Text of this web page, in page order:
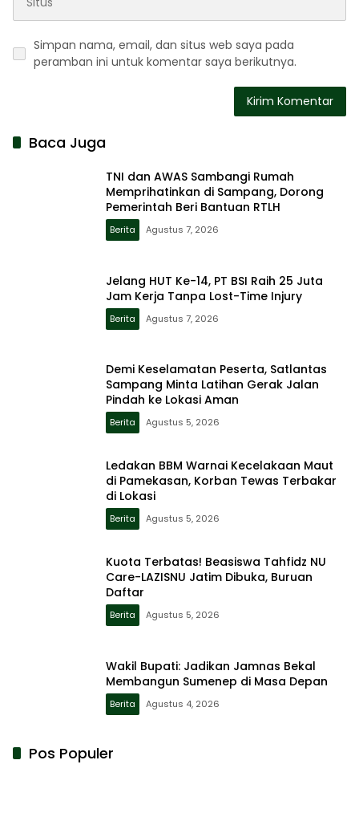
Simpan nama, email, dan situs web saya pada
peramban ini untuk komentar saya berikutnya.
Baca Juga
TNI dan AWAS Sambangi Rumah
Memprihatinkan di Sampang, Dorong
Pemerintah Beri Bantuan RTLH
Berita Agustus 7, 2026
Jelang HUT Ke-14, PT BSI Raih 25 Juta
Jam Kerja Tanpa Lost-Time Injury
Berita Agustus 7, 2026
Demi Keselamatan Peserta, Satlantas
Sampang Minta Latihan Gerak Jalan
Pindah ke Lokasi Aman
Berita Agustus 5, 2026
Ledakan BBM Warnai Kecelakaan Maut
di Pamekasan, Korban Tewas Terbakar
di Lokasi
Berita Agustus 5, 2026
Kuota Terbatas! Beasiswa Tahfidz NU
Care-LAZISNU Jatim Dibuka, Buruan
Daftar
Berita Agustus 5, 2026
Wakil Bupati: Jadikan Jamnas Bekal
Membangun Sumenep di Masa Depan
Berita Agustus 4, 2026
Pos Populer